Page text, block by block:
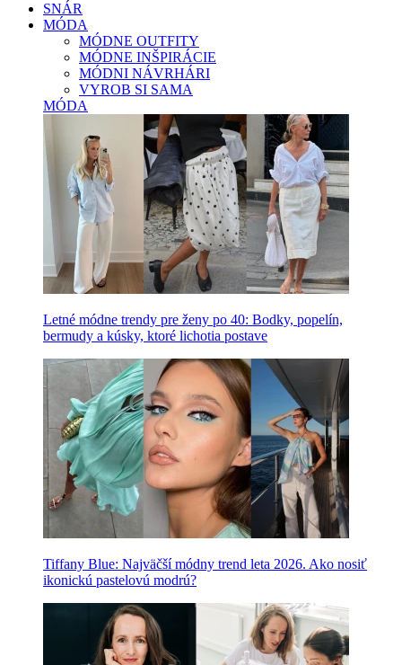
SNÁR
MÓDA
MÓDNE OUTFITY
MÓDNE INŠPIRÁCIE
MÓDNI NÁVRHÁRI
VYROB SI SAMA
MÓDA
Letné módne trendy pre ženy po 40: Bodky, popelín,
bermudy a kúsky, ktoré lichotia postave
Tiffany Blue: Najväčší módny trend leta 2026. Ako nosiť
ikonickú pastelovú modrú?